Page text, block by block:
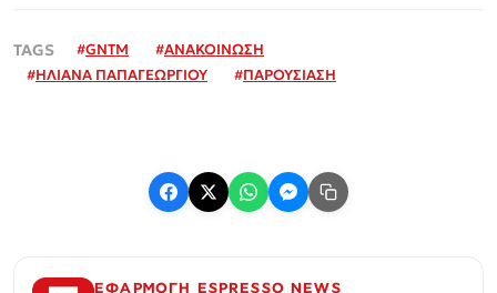
#GNTM #ΑΝΑΚΟΙΝΩΣΗ
#ΗΛΙΑΝΑ ΠΑΠΑΓΕΩΡΓΙΟΥ #ΠΑΡΟΥΣΙΑΣΗ
ΕΦΑΡΜΟΓΗ ESPRESSO NEWS